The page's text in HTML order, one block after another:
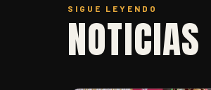
SIGUE LEYENDO
NOTICIAS